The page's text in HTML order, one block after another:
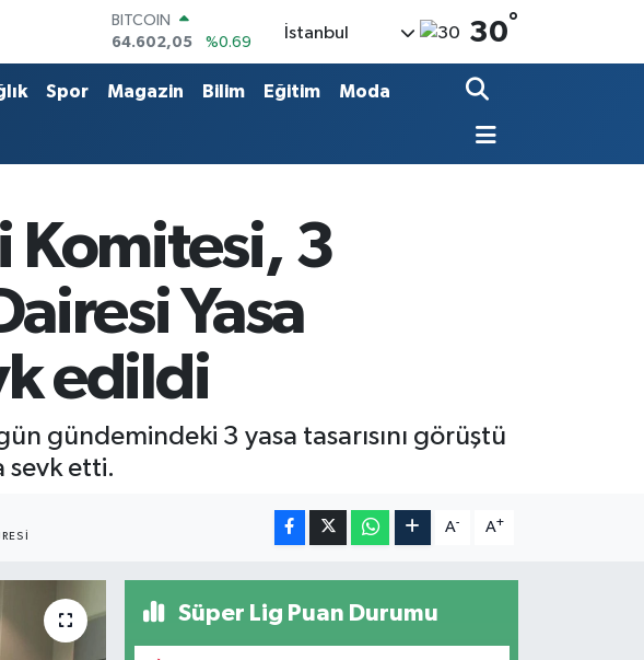
BITCOIN
64.602,05
%0.69
DOLAR
47,5986
%0.06
BİST100
%48
İstanbul 30°
Spor Magazin Bilim Eğitim Moda
Komitesi, 3
Yasa
edildi
gündemindeki 3 yasa tasarısını görüştü
sevk etti.
A- A+
Süper Lig Puan Durumu